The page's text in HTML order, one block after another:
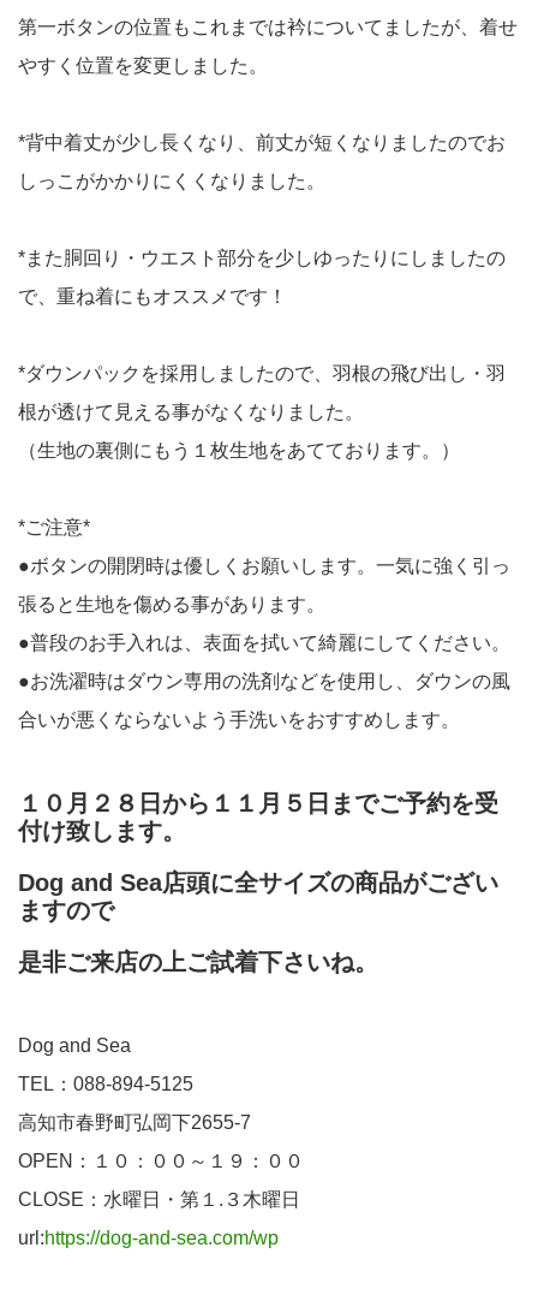
第一ボタンの位置もこれまでは衿についてましたが、着せ
やすく位置を変更しました。
*背中着丈が少し長くなり、前丈が短くなりましたのでお
しっこがかかりにくくなりました。
*また胴回り・ウエスト部分を少しゆったりにしましたの
で、重ね着にもオススメです！
*ダウンパックを採用しましたので、羽根の飛び出し・羽
根が透けて見える事がなくなりました。
（生地の裏側にもう１枚生地をあてております。）
*ご注意*
●ボタンの開閉時は優しくお願いします。一気に強く引っ
張ると生地を傷める事があります。
●普段のお手入れは、表面を拭いて綺麗にしてください。
●お洗濯時はダウン専用の洗剤などを使用し、ダウンの風
合いが悪くならないよう手洗いをおすすめします。
１０月２８日から１１月５日までご予約を受
付け致します。
Dog and Sea店頭に全サイズの商品がござい
ますので
是非ご来店の上ご試着下さいね。
Dog and Sea
TEL：088-894-5125
高知市春野町弘岡下2655-7
OPEN：１０：００～１９：００
CLOSE：水曜日・第１.３木曜日
url:https://dog-and-sea.com/wp